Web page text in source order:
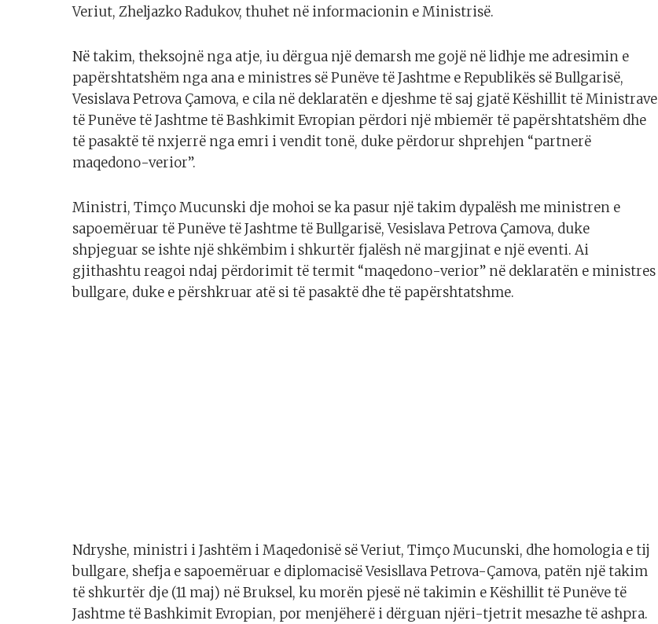
Veriut, Zheljazko Radukov, thuhet në informacionin e Ministrisë.
Në takim, theksojnë nga atje, iu dërgua një demarsh me gojë në lidhje me adresimin e
papërshtatshëm nga ana e ministres së Punëve të Jashtme e Republikës së Bullgarisë,
Vesislava Petrova Çamova, e cila në deklaratën e djeshme të saj gjatë Këshillit të Ministrave
të Punëve të Jashtme të Bashkimit Evropian përdori një mbiemër të papërshtatshëm dhe
të pasaktë të nxjerrë nga emri i vendit tonë, duke përdorur shprehjen “partnerë
maqedono-verior”.
Ministri, Timço Mucunski dje mohoi se ka pasur një takim dypalësh me ministren e
sapoemëruar të Punëve të Jashtme të Bullgarisë, Vesislava Petrova Çamova, duke
shpjeguar se ishte një shkëmbim i shkurtër fjalësh në margjinat e një eventi. Ai
gjithashtu reagoi ndaj përdorimit të termit “maqedono-verior” në deklaratën e ministres
bullgare, duke e përshkruar atë si të pasaktë dhe të papërshtatshme.
Ndryshe, ministri i Jashtëm i Maqedonisë së Veriut, Timço Mucunski, dhe homologia e tij
bullgare, shefja e sapoemëruar e diplomacisë Vesisllava Petrova-Çamova, patën një takim
të shkurtër dje (11 maj) në Bruksel, ku morën pjesë në takimin e Këshillit të Punëve të
Jashtme të Bashkimit Evropian, por menjëherë i dërguan njëri-tjetrit mesazhe të ashpra.